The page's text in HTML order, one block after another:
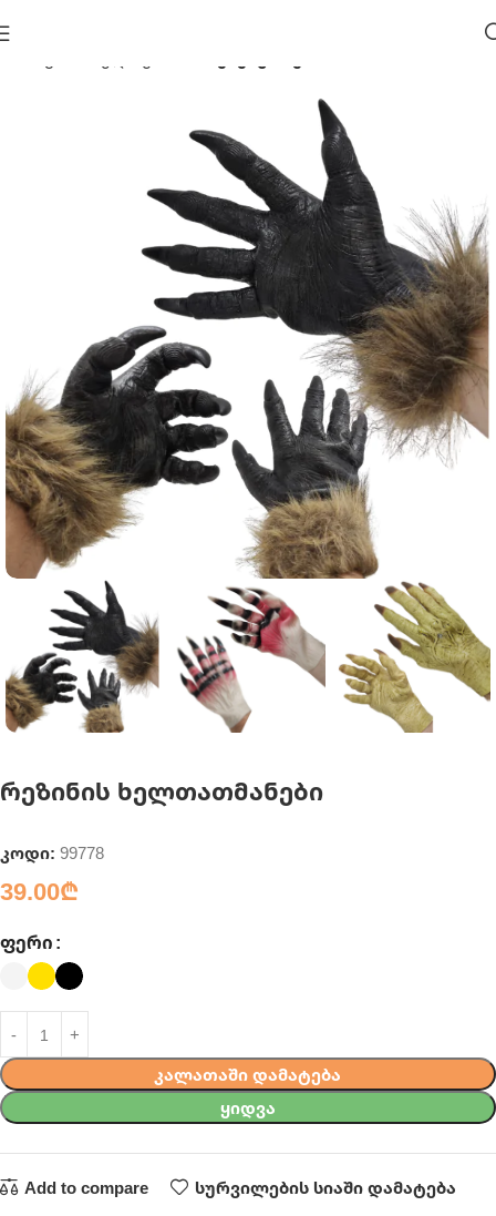
რეზინის ხელთათმანები
კოდი: 99778
39.00₾
ᲤᲔᲠᲘ
ᲙᲐᲚᲐᲗᲐᲨᲘ ᲓᲐᲛᲐᲢᲔᲑᲐ
ᲧᲘᲓᲕᲐ
Add to compare სურვილების სიაში დამატება